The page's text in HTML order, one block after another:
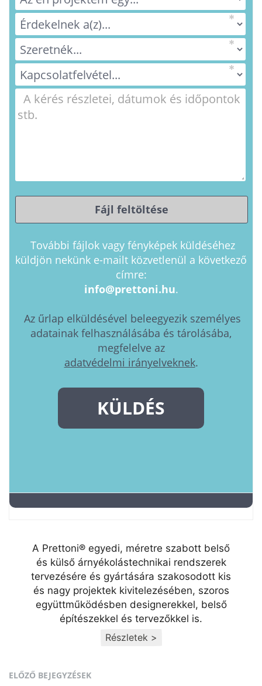
A Prettoni® egyedi, méretre szabott belső
és külső árnyékolástechnikai rendszerek
tervezésére és gyártására szakosodott kis
és nagy projektek kivitelezésében, szoros
együttműködésben designerekkel, belső
építészekkel és tervezőkkel is.
Részletek >
ELŐZŐ BEJEGYZÉSEK